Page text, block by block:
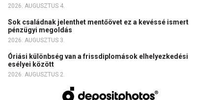
2026. AUGUSZTUS 4.
Sok családnak jelenthet mentőövet ez a kevéssé ismert
pénzügyi megoldás
2026. AUGUSZTUS 3.
Óriási különbség van a frissdiplomások elhelyezkedési
esélyei között
2026. AUGUSZTUS 2.